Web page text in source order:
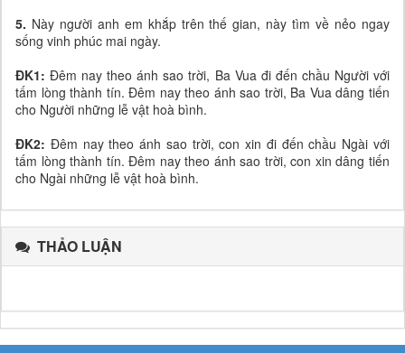
5. Này người anh em khắp trên thế gian, này tìm về nẻo ngay
sống vinh phúc mai ngày.
ĐK1: Đêm nay theo ánh sao trời, Ba Vua đi đến chầu Người với
tấm lòng thành tín. Đêm nay theo ánh sao trời, Ba Vua dâng tiến
cho Người những lễ vật hoà bình.
ĐK2: Đêm nay theo ánh sao trời, con xin đi đến chầu Ngài với
tấm lòng thành tín. Đêm nay theo ánh sao trời, con xin dâng tiến
cho Ngài những lễ vật hoà bình.
THẢO LUẬN